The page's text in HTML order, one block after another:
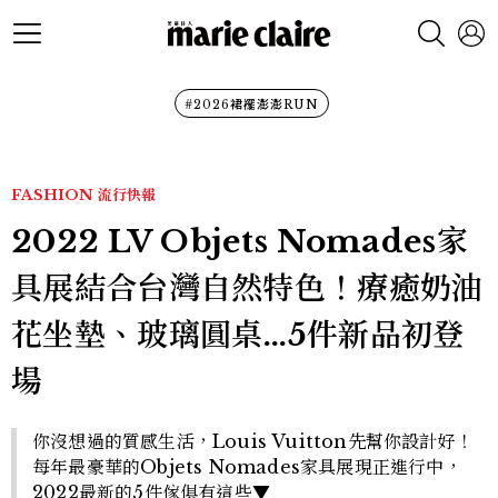
#2026裙襬澎澎RUN
FASHION 流行快報
2022 LV Objets Nomades家
具展結合台灣自然特色！療癒奶油
花坐墊、玻璃圓桌…5件新品初登
場
你沒想過的質感生活，Louis Vuitton先幫你設計好！
每年最豪華的Objets Nomades家具展現正進行中，
2022最新的5件傢俱有這些▼